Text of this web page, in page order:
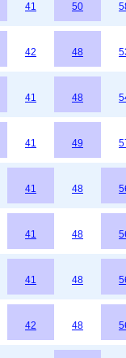
41 50
42 48
41 48
41 49
41 48
41 48
41 48
42 48